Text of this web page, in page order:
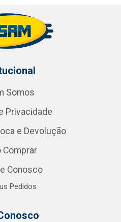
Somos
Privacidade
e Devolução
Comprar
Conosco
Pedidos